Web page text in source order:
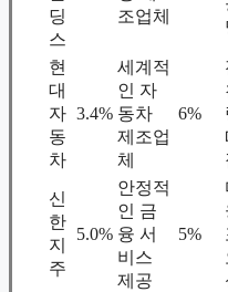
딩
스
조업체
현
대
자
동
차
3.4%
세계적
인 자
동차
제조업
체
6%
신
한
지
주
5.0%
안정적
인 금
융 서
비스
제공
5%